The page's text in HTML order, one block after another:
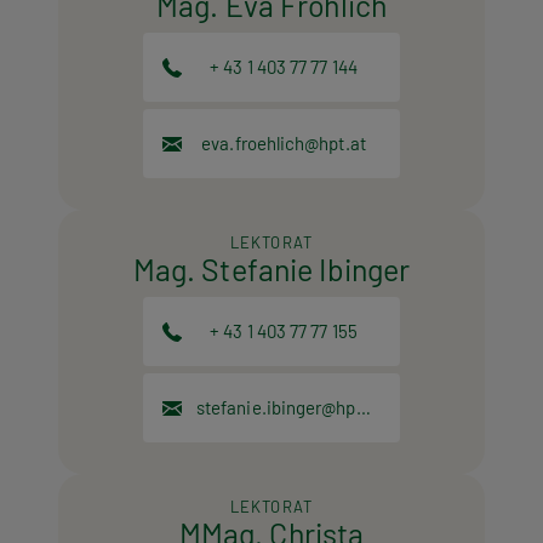
+ 43 1 403 77 77 144
eva.froehlich@hpt.at
LEKTORAT
Mag. Stefanie Ibinger
+ 43 1 403 77 77 155
stefanie.ibinger@hpt.at
LEKTORAT
MMag. Christa